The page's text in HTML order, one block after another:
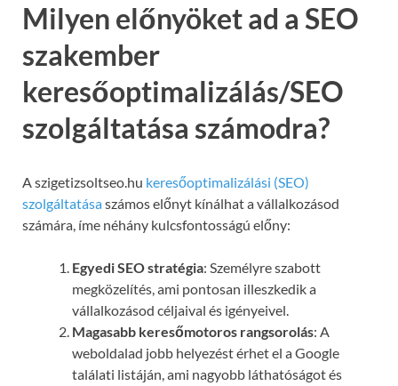
Milyen előnyöket ad a SEO
szakember
keresőoptimalizálás/SEO
szolgáltatása számodra?
A szigetizsoltseo.hu keresőoptimalizálási (SEO)
szolgáltatásaszámos előnyt kínálhat a vállalkozásod
számára, íme néhány kulcsfontosságú előny:
Egyedi SEO stratégia: Személyre szabott
megközelítés, ami pontosan illeszkedik a
vállalkozásod céljaival és igényeivel.
Magasabb keresőmotoros rangsorolás: A
weboldalad jobb helyezést érhet el a Google
találati listáján, ami nagyobb láthatóságot és